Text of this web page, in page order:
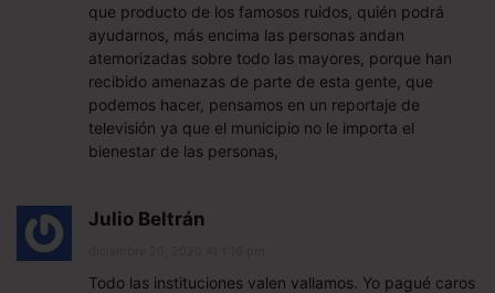
que producto de los famosos ruidos, quién podrá
ayudarnos, más encima las personas andan
atemorizadas sobre todo las mayores, porque han
recibido amenazas de parte de esta gente, que
podemos hacer, pensamos en un reportaje de
televisión ya que el municipio no le importa el
bienestar de las personas,
Julio Beltrán
Todo las instituciones valen vallamos. Yo pagué caros